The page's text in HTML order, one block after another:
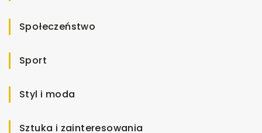
Społeczeństwo
Sport
Styl i moda
Sztuka i zainteresowania